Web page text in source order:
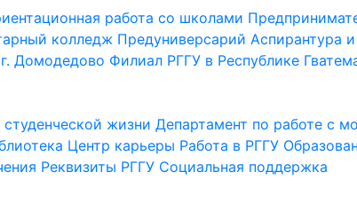
работа со школами
колледж Предуниверсарий Аспирантура
Домодедово Филиал РГГУ в Республике
жизни Департамент по работе с
Центр карьеры Работа в РГГУ
Реквизиты РГГУ Социальная поддержка